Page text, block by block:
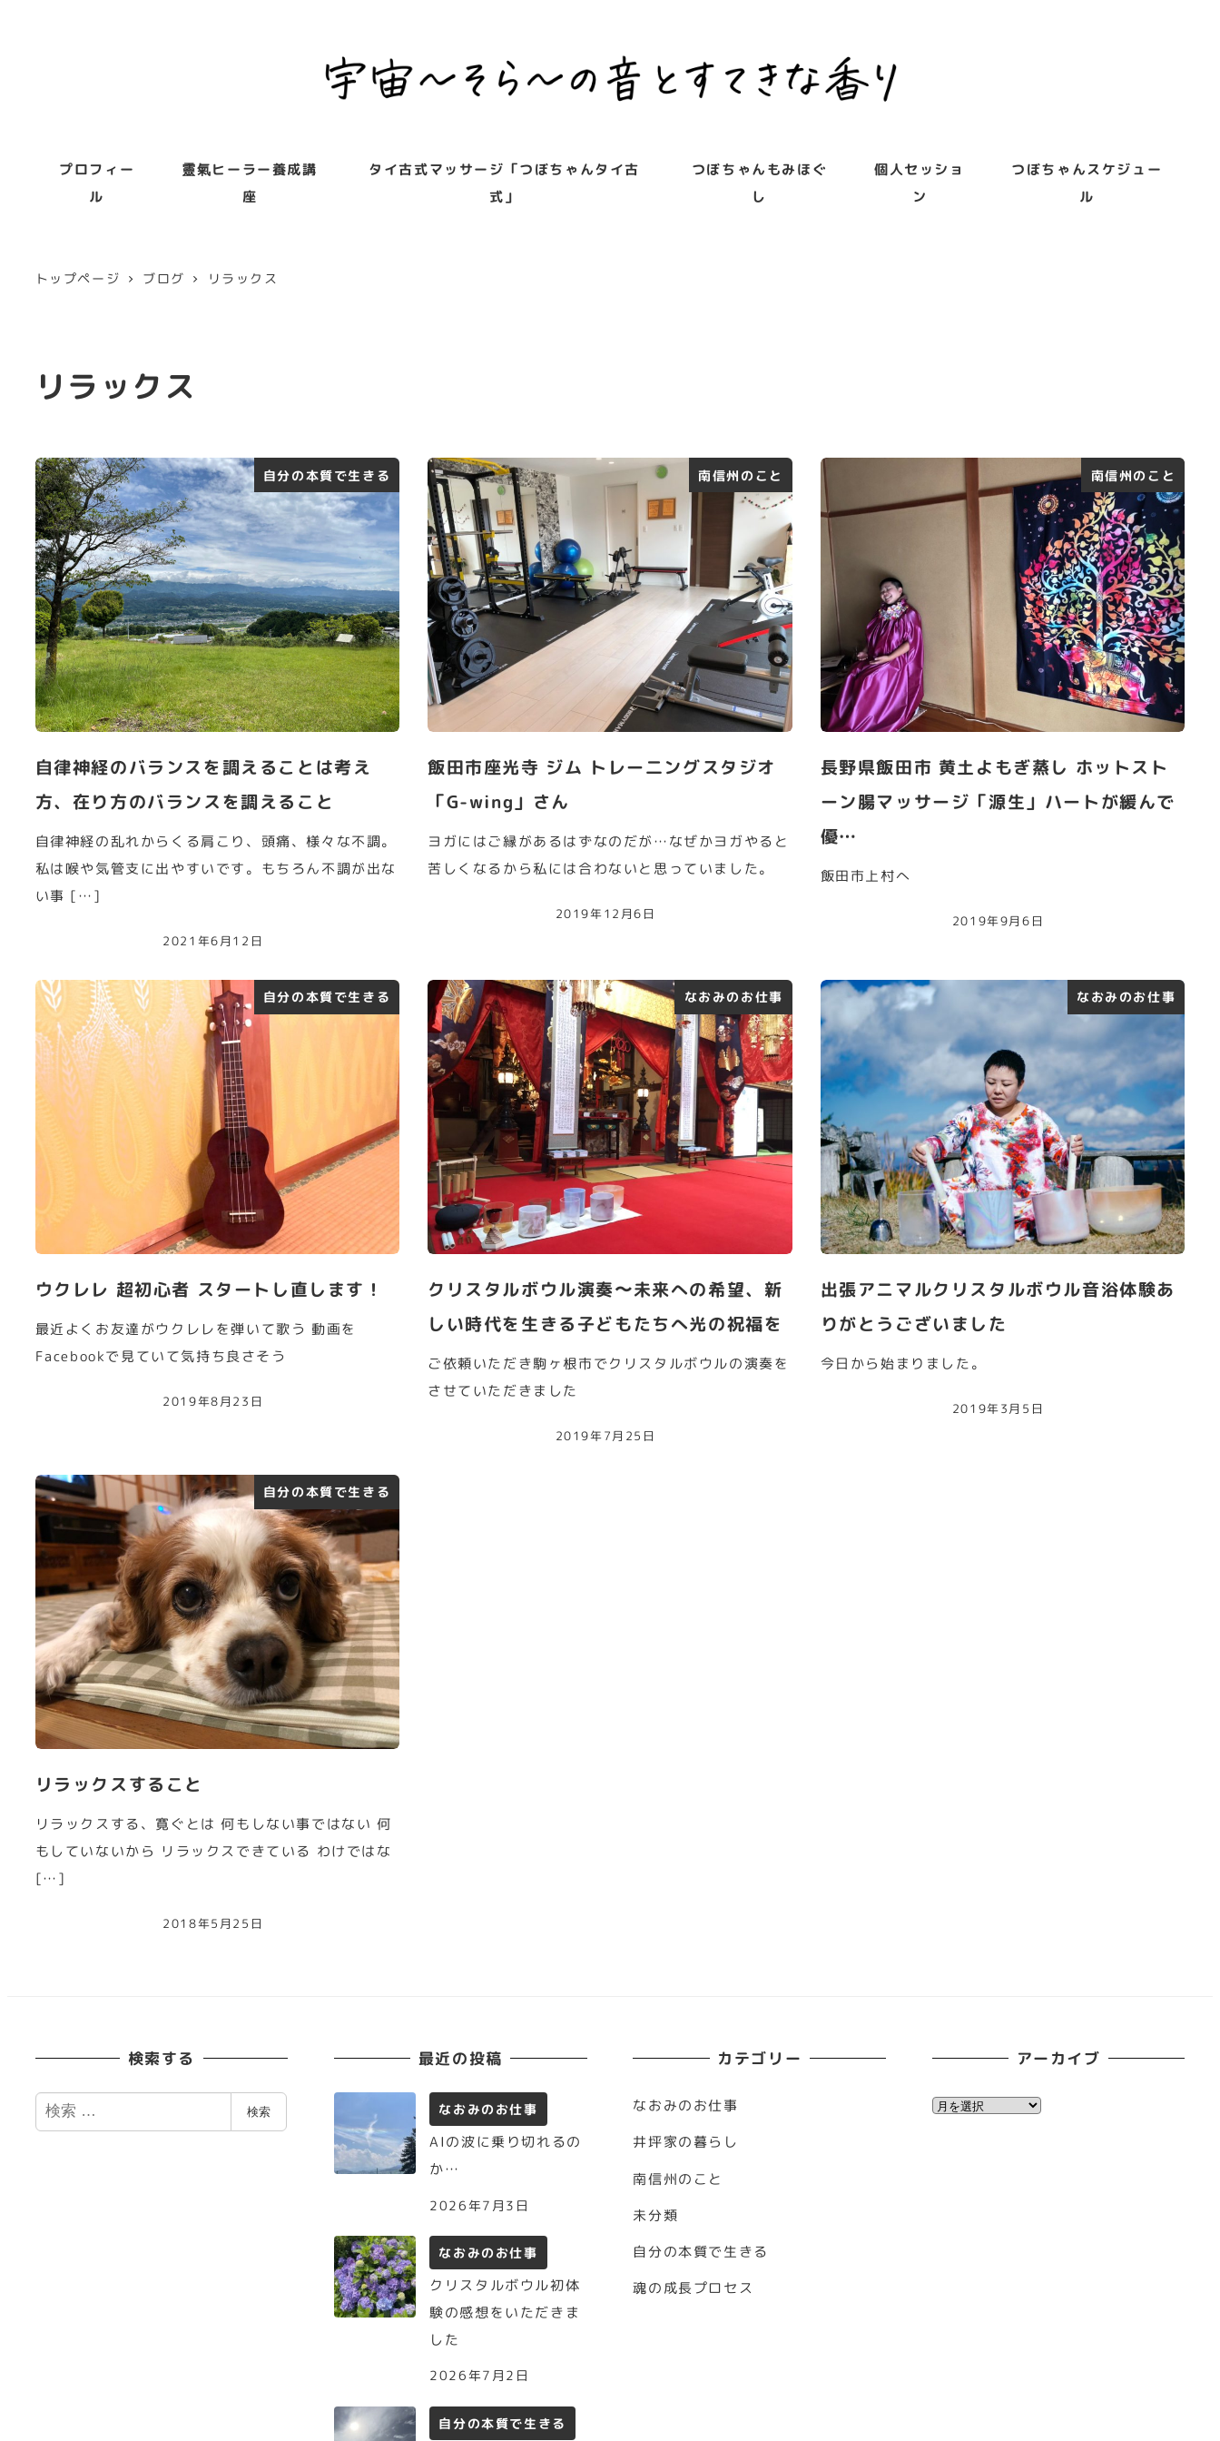
プロフィー
ル
靈氣ヒーラー養成講
座
タイ古式マッサージ「つぼちゃんタイ古
式」
つぼちゃんもみほぐ
し
個人セッショ
ン
つぼちゃんスケジュー
ル
トップページ ブログ リラックス
リラックス
自分の本質で生きる
自律神経のバランスを調えることは考え
方、在り方のバランスを調えること
自律神経の乱れからくる肩こり、頭痛、様々な不調。
私は喉や気管支に出やすいです。もちろん不調が出な
い事 […]
2021年6月12日
南信州のこと
飯田市座光寺 ジム トレー二ングスタジオ
「G-wing」さん
ヨガにはご縁があるはずなのだが…なぜかヨガやると
苦しくなるから私には合わないと思っていました。
2019年12月6日
南信州のこと
長野県飯田市 黄土よもぎ蒸し ホットスト
ーン腸マッサージ「源生」ハートが緩んで
優…
飯田市上村へ
2019年9月6日
自分の本質で生きる
ウクレレ 超初心者 スタートし直します！
最近よくお友達がウクレレを弾いて歌う 動画を
Facebookで見ていて気持ち良さそう
2019年8月23日
なおみのお仕事
クリスタルボウル演奏〜未来への希望、新
しい時代を生きる子どもたちへ光の祝福を
ご依頼いただき駒ヶ根市でクリスタルボウルの演奏を
させていただきました
2019年7月25日
なおみのお仕事
出張アニマルクリスタルボウル音浴体験あ
りがとうございました
今日から始まりました。
2019年3月5日
自分の本質で生きる
リラックスすること
リラックスする、寛ぐとは 何もしない事ではない 何
もしていないから リラックスできている わけではな
[…]
2018年5月25日
検索する
検
索
検索
最近の投稿
なおみのお仕事
AIの波に乗り切れるの
か…
2026年7月3日
なおみのお仕事
クリスタルボウル初体
験の感想をいただきま
した
2026年7月2日
自分の本質で生きる
カテゴリー
なおみのお仕事
井坪家の暮らし
南信州のこと
未分類
自分の本質で生きる
魂の成長プロセス
アーカイブ
ア